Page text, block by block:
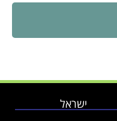
ישראל